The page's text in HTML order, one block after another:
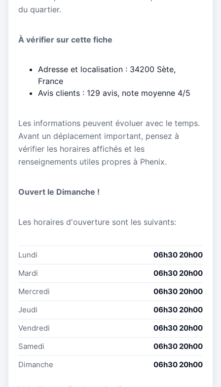
du quartier.
À vérifier sur cette fiche
Adresse et localisation : 34200 Sète,
France
Avis clients : 129 avis, note moyenne 4/5
Les informations peuvent évoluer avec le temps.
Avant un déplacement important, pensez à
vérifier les horaires affichés et les
renseignements utiles propres à Phenix.
Ouvert le Dimanche !
Les horaires d'ouverture sont les suivants:
Lundi
06h30 20h00
Mardi
06h30 20h00
Mercredi
06h30 20h00
Jeudi
06h30 20h00
Vendredi
06h30 20h00
Samedi
06h30 20h00
Dimanche
06h30 20h00